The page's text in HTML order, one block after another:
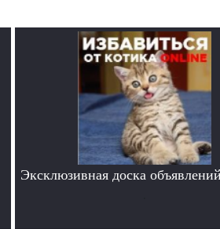
Эксклюзивная доска